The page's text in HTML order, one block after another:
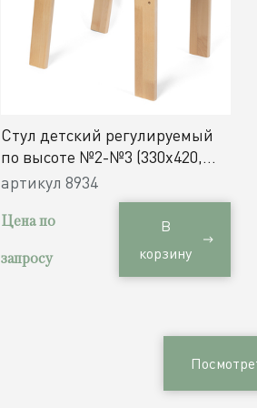
Стул детский регулируемый
по высоте №2-№3 (330х420,
h300, 340 мм) / дерево
артикул 8934
Цена по
запросу
В
корзину